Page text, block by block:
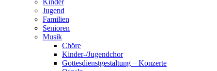
Kinder
Jugend
Familien
Senioren
Musik
Chöre
Kinder-/Jugendchor
Gottesdienstgestaltung – Konzerte